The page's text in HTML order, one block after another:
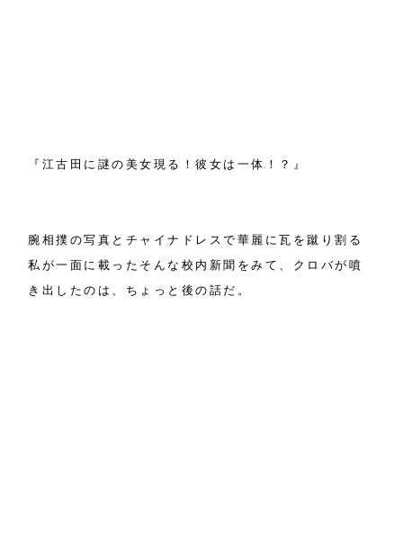
『江古田に謎の美女現る！彼女は一体！？』
腕相撲の写真とチャイナドレスで華麗に瓦を蹴り割る
私が一面に載ったそんな校内新聞をみて、クロバが噴
き出したのは、ちょっと後の話だ。